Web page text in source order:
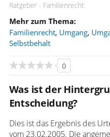
Ratgeber - Familienrecht
Mehr zum Thema:
Familienrecht, Umgang,
Selbstbehalt
0
Was ist der
Entscheidung?
Dies ist das Ergebnis des
vom 23.02.2005. Die